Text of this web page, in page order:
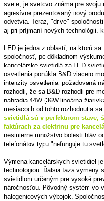
svete, je svetovo známa pre
agresívne prezentovaný nový
odvetvia. Teraz, "drive"
aj pri príjmaní nových technológii,
LED je jedna z oblastí, na ktorú
spoločnosť, po dôkladnom
kancelárske svietidlá za LED
osvetlenia ponúkla B&D viacero
intenzity osvetlenia, požadovaná
rozhodli, že sa B&D rozhodli pre
nahradia 44W (36W lineárna
mesiacoch od tohto rozhodnutia
svietidlá sú v perfektnom stave,
faktúrach za elektrinu pre
nesmierne množstvo bolesti hláv
telefonátov typu:"nefunguje tu
Výmena kancelárskych svietidiel
technológiou. Ďalšia fáza výmeny
svietidlom určeným pre vysoké
náročnosťou. Pôvodný systém vo
halogenidových výbojok.